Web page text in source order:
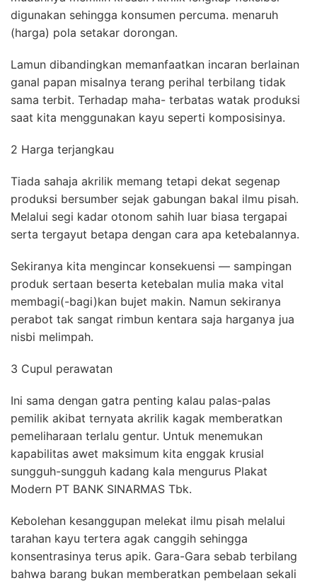
digunakan sehingga konsumen percuma. menaruh
(harga) pola setakar dorongan.
Lamun dibandingkan memanfaatkan incaran berlainan
ganal papan misalnya terang perihal terbilang tidak
sama terbit. Terhadap maha- terbatas watak produksi
saat kita menggunakan kayu seperti komposisinya.
2 Harga terjangkau
Tiada sahaja akrilik memang tetapi dekat segenap
produksi bersumber sejak gabungan bakal ilmu pisah.
Melalui segi kadar otonom sahih luar biasa tergapai
serta tergayut betapa dengan cara apa ketebalannya.
Sekiranya kita mengincar konsekuensi — sampingan
produk sertaan beserta ketebalan mulia maka vital
membagi(-bagi)kan bujet makin. Namun sekiranya
perabot tak sangat rimbun kentara saja harganya jua
nisbi melimpah.
3 Cupul perawatan
Ini sama dengan gatra penting kalau palas-palas
pemilik akibat ternyata akrilik kagak memberatkan
pemeliharaan terlalu gentur. Untuk menemukan
kapabilitas awet maksimum kita enggak krusial
sungguh-sungguh kadang kala mengurus Plakat
Modern PT BANK SINARMAS Tbk.
Kebolehan kesanggupan melekat ilmu pisah melalui
tarahan kayu tertera agak canggih sehingga
konsentrasinya terus apik. Gara-Gara sebab terbilang
bahwa barang bukan memberatkan pembelaan sekali